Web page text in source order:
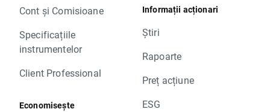
Cont și Comisioane
Specificațiile
instrumentelor
Client Professional
Economisește
Informații acționari
Știri
Rapoarte
Preț acțiune
ESG